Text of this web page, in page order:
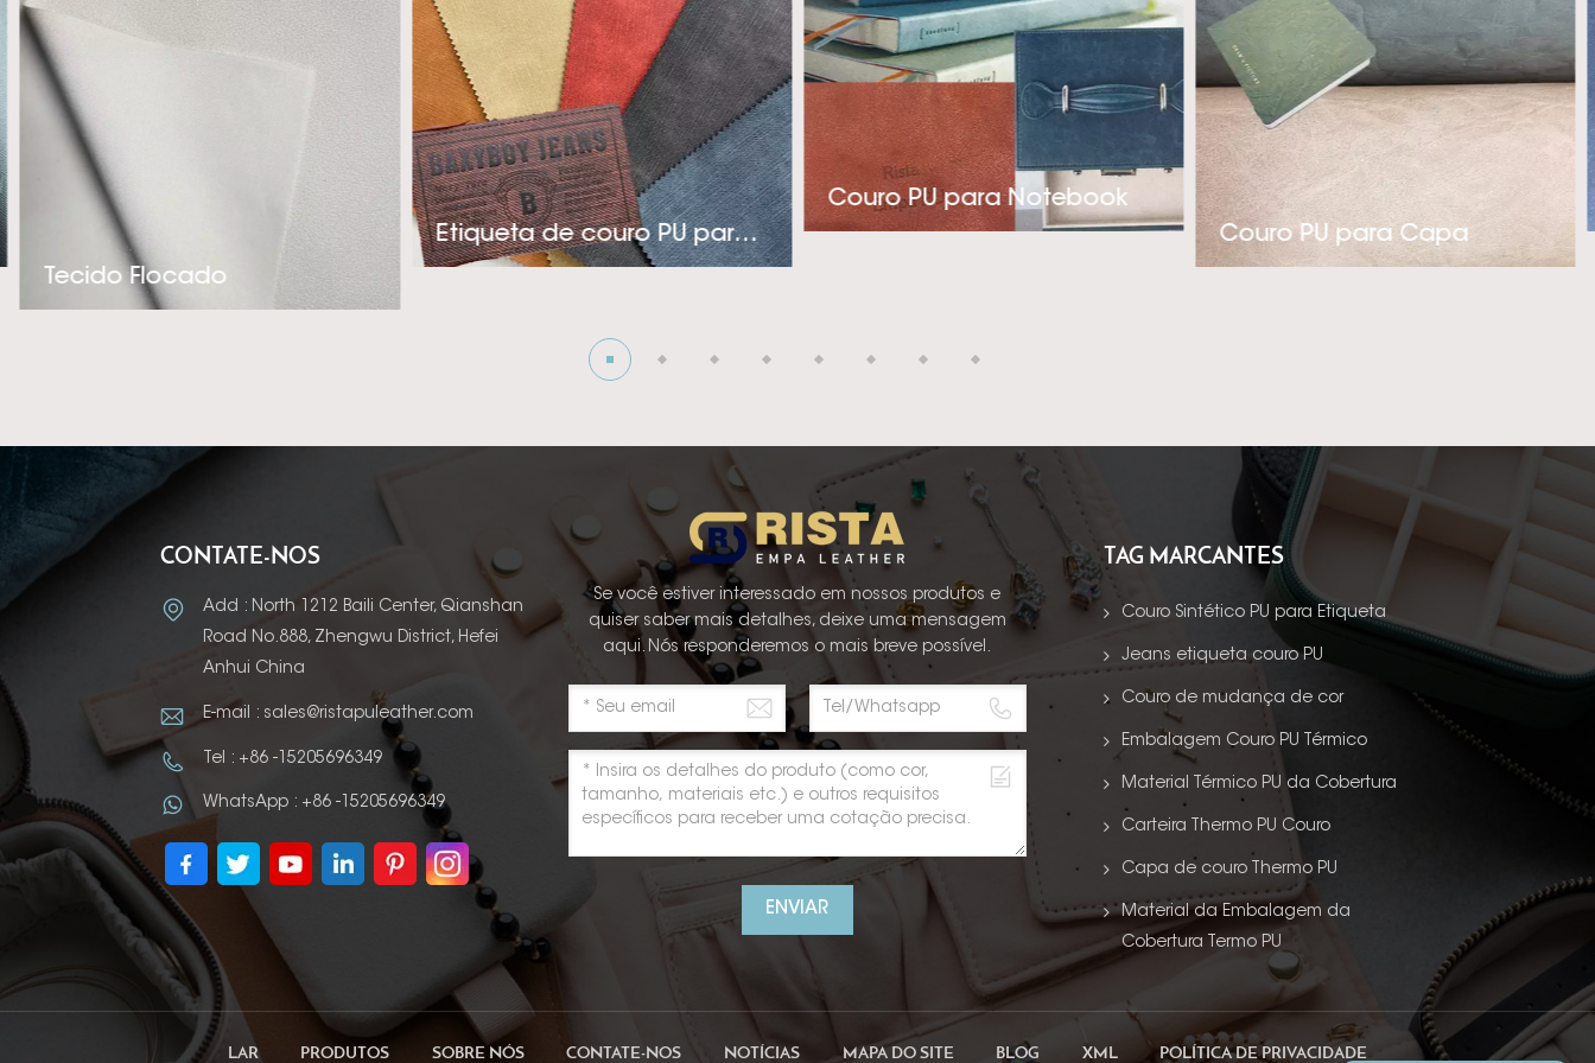
e adequado para a indústria de rótulos, embalagens e coberturas de luxo. Com nossa
experiência técnica e pensamento inovador, a Rista adota uma abordagem pró-ativa na
criação de produtos econômicos e de aplicação específica para atender nossos clientes’
precisa. Se você estiver procurando por um fornecedor de couro sintético PU térmico polidor
de alta qualidade para sua indústria de roupas, capas ou embalagens sofisticadas, por favor,
entre em contato conosco! A visão da empresa é tentando para se tornar o mais profissional
e melhor fornecedor de couro sintético PU térmico! Ansiosos para criar uma cooperação
profunda com você!
Tecido Flocado
Etiqueta de couro PU para jeans
Couro PU para Notebook
Couro PU para Capa
CONTATE-NOS
Add : North 1212 Baili Center, Qianshan
Road No.888, Zhengwu District, Hefei
Anhui China
E-mail : sales@ristapuleather.com
Tel : +86 -15205696349
WhatsApp : +86 -15205696349
Se você estiver interessado em nossos produtos e
quiser saber mais detalhes, deixe uma mensagem
aqui. Nós responderemos o mais breve possível.
ENVIAR
TAG MARCANTES
Couro Sintético PU para Etiqueta
Jeans etiqueta couro PU
Couro de mudança de cor
Embalagem Couro PU Térmico
Material Térmico PU da Cobertura
Carteira Thermo PU Couro
Capa de couro Thermo PU
Material da Embalagem da
Cobertura Termo PU
LAR PRODUTOS SOBRE NÓS CONTATE-NOS NOTÍCIAS MAPA DO SITE BLOG XML POLÍTICA DE PRIVACIDADE